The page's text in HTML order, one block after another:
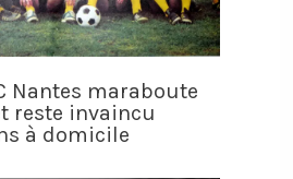
Nantes maraboute
reste invaincu
à domicile